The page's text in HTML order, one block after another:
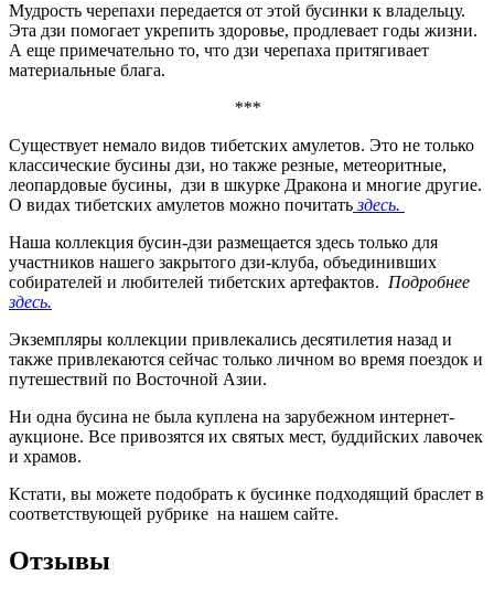
Мудрость черепахи передается от этой бусинки к владельцу.
Эта дзи помогает укрепить здоровье, продлевает годы жизни.
А еще примечательно то, что дзи черепаха притягивает
материальные блага.
***
Существует немало видов тибетских амулетов. Это не только
классические бусины дзи, но также резные, метеоритные,
леопардовые бусины, дзи в шкурке Дракона и многие другие.
О видах тибетских амулетов можно почитатьздесь.
Наша коллекция бусин-дзи размещается здесь только для
участников нашего закрытого дзи-клуба, объединивших
собирателей и любителей тибетских артефактов. Подробнее
здесь.
Экземпляры коллекции привлекались десятилетия назад и
также привлекаются сейчас только личном во время поездок и
путешествий по Восточной Азии.
Ни одна бусина не была куплена на зарубежном интернет-
аукционе. Все привозятся их святых мест, буддийских лавочек
и храмов.
Кстати, вы можете подобрать к бусинке подходящий браслет в
соответствующей рубрике на нашем сайте.
Отзывы